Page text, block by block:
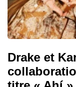
Drake et